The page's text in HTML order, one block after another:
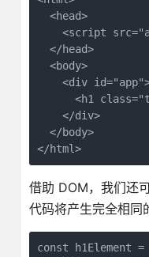
  <head>
<script
  </head>
  <body>
<div
<h1
    </div>
  </body>
</html>
借助 DOM，我们还
代码将产生完全相同
const h1Element